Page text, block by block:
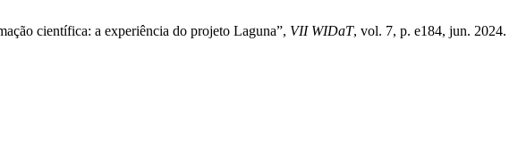
científica: a experiência do projeto Laguna”, VII WIDaT, vol. 7, p. e184, jun. 2024.